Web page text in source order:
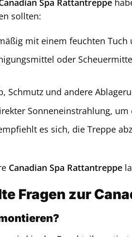
Spa Rattantreppe
sollten:
mit einem feuchten
oder
Schmutz und andere
Sonneneinstrahlung,
es sich, die Treppe
Canadian Spa Rattantreppe
Fragen zur